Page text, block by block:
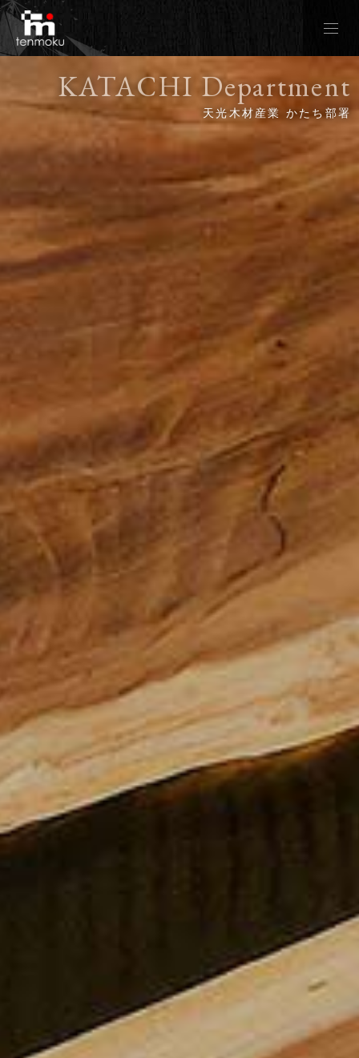
かたち部署TOP
レジンテーブルとは
レジンテーブルギャラリーTENN
モンキーポット
KATACHI Department
天光木材産業 かたち部署